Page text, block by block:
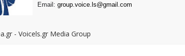
Email: group.voice.ls@gmail.com
- Voicels.gr Media Group